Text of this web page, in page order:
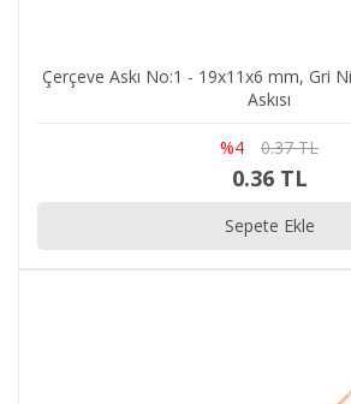
Çerçeve Askı No:1 - 19x11x6 mm, Gri
Askısı
%4 0.37 TL
0.36 TL
Sepete Ekle